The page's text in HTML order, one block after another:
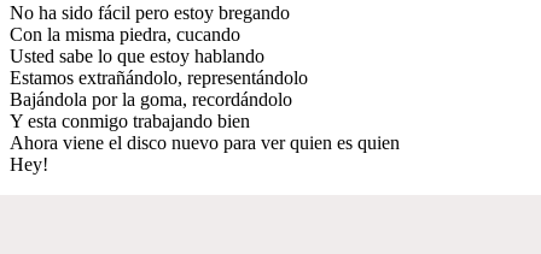
No ha sido fácil pero estoy bregando
Con la misma piedra, cucando
Usted sabe lo que estoy hablando
Estamos extrañándolo, representándolo
Bajándola por la goma, recordándolo
Y esta conmigo trabajando bien
Ahora viene el disco nuevo para ver quien es quien
Hey!